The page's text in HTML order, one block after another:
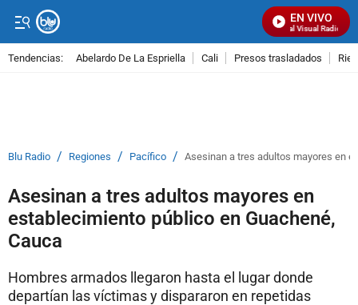
EN VIVO
Señal Visual Radio
Tendencias: Abelardo De La Espriella Cali Presos trasladados
Blu Radio / Regiones / Pacífico / Asesinan a tres adultos mayores en
Asesinan a tres adultos mayores en
establecimiento público en Guachené,
Cauca
Hombres armados llegaron hasta el lugar donde
departían las víctimas y dispararon en repetidas